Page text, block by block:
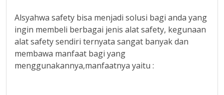
Alsyahwa safety bisa menjadi solusi bagi anda yang
ingin membeli berbagai jenis alat safety, kegunaan
alat safety sendiri ternyata sangat banyak dan
membawa manfaat bagi yang
menggunakannya,manfaatnya yaitu :